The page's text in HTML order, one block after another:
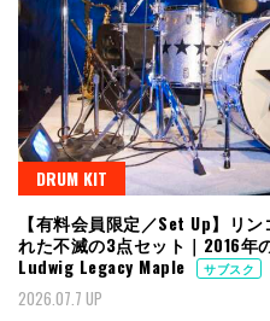
DRUM KIT
【有料会員限定／Set Up】リ
れた不滅の3点セット｜2016年
Ludwig Legacy Maple
サブスク
2026.07.7 UP